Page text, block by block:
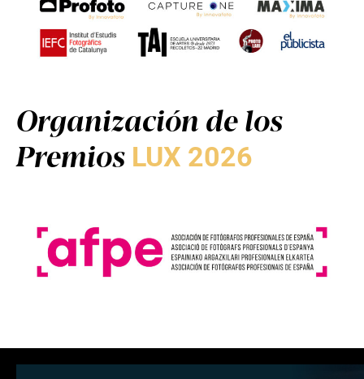
Organización de los
Premios LUX 2026